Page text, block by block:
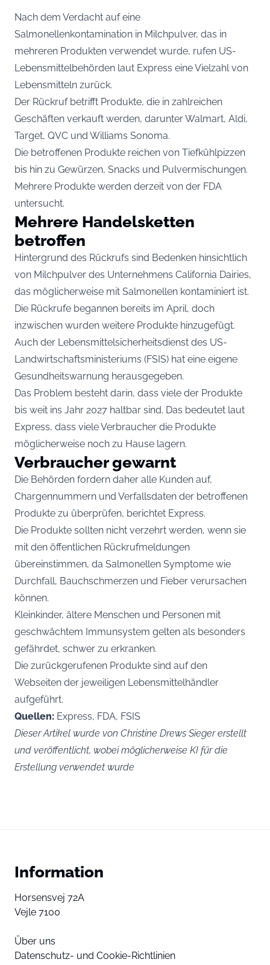
Nach dem Verdacht auf eine
Salmonellenkontamination in Milchpulver, das in
mehreren Produkten verwendet wurde, rufen US-
Lebensmittelbehörden laut Express eine Vielzahl von
Lebensmitteln zurück.
Der Rückruf betrifft Produkte, die in zahlreichen
Geschäften verkauft werden, darunter Walmart, Aldi,
Target, QVC und Williams Sonoma.
Die betroffenen Produkte reichen von Tiefkühlpizzen
bis hin zu Gewürzen, Snacks und Pulvermischungen.
Mehrere Produkte werden derzeit von der FDA
untersucht.
Mehrere Handelsketten
betroffen
Hintergrund des Rückrufs sind Bedenken hinsichtlich
von Milchpulver des Unternehmens California Dairies,
das möglicherweise mit Salmonellen kontaminiert ist.
Die Rückrufe begannen bereits im April, doch
inzwischen wurden weitere Produkte hinzugefügt.
Auch der Lebensmittelsicherheitsdienst des US-
Landwirtschaftsministeriums (FSIS) hat eine eigene
Gesundheitswarnung herausgegeben.
Das Problem besteht darin, dass viele der Produkte
bis weit ins Jahr 2027 haltbar sind. Das bedeutet laut
Express, dass viele Verbraucher die Produkte
möglicherweise noch zu Hause lagern.
Verbraucher gewarnt
Die Behörden fordern daher alle Kunden auf,
Chargennummern und Verfallsdaten der betroffenen
Produkte zu überprüfen, berichtet Express.
Die Produkte sollten nicht verzehrt werden, wenn sie
mit den öffentlichen Rückrufmeldungen
übereinstimmen, da Salmonellen Symptome wie
Durchfall, Bauchschmerzen und Fieber verursachen
können.
Kleinkinder, ältere Menschen und Personen mit
geschwächtem Immunsystem gelten als besonders
gefährdet, schwer zu erkranken.
Die zurückgerufenen Produkte sind auf den
Webseiten der jeweiligen Lebensmittelhändler
aufgeführt.
Quellen: Express, FDA, FSIS
Dieser Artikel wurde von Christine Drews Sieger erstellt
und veröffentlicht, wobei möglicherweise KI für die
Erstellung verwendet wurde
Information
Horsensvej 72A
Vejle 7100
Über uns
Datenschutz- und Cookie-Richtlinien